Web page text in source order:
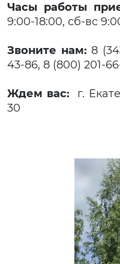
Часы работы
9:00-18:00, сб-вс
Звоните нам: 8
43-86, 8 (800) 201-
Ждем вас: г.
30